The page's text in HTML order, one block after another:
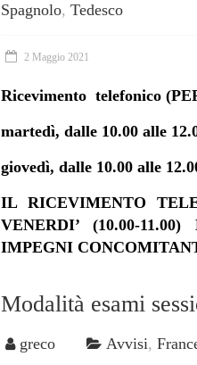
Spagnolo, Tedesco
2 Maggio 2021
Ricevimento telefonico
martedì, dalle 10.00 alle
giovedì, dalle 10.00 alle
IL RICEVIMENTO
VENERDI’ (10.00-
IMPEGNI
Modalità esami
greco Avvisi,